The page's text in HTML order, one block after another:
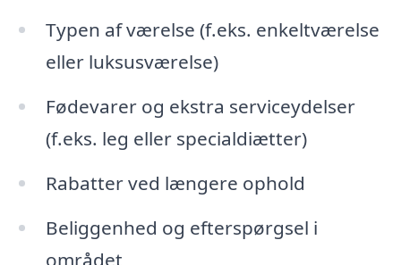
Typen af værelse (f.eks. enkeltværelse
eller luksusværelse)
Fødevarer og ekstra serviceydelser
(f.eks. leg eller specialdiætter)
Rabatter ved længere ophold
Beliggenhed og efterspørgsel i
området